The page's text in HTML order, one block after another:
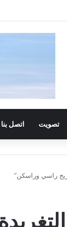
تصويت اتصل بنا
راسي وراسكن”